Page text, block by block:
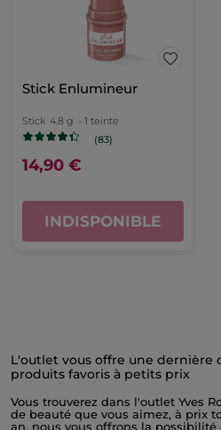
Stick Enlumineur
Stick 4.8 g - 1 teinte
(83)
14,90 €
INDISPONIBLE
L'outlet vous offre une dernière
produits favoris à petits prix
Vous trouverez dans l'outlet Yves
de beauté que vous aimez, à prix
an, nous vous offrons la